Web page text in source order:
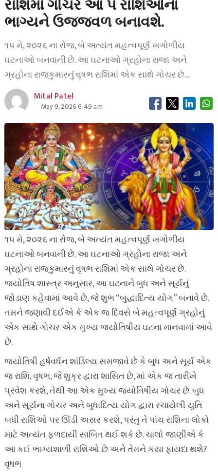
રાશિમાં ગોચર આ ૫ રાશિઓના
ભાગ્યને ઉજ્જવળ બનાવશે.
૧૫ મે, ૨૦૨૬ ના રોજ, બે અત્યંત મહત્વપૂર્ણ ખગોળીય
ઘટનાઓ બનવાની છે. આ ઘટનાઓ ગ્રહોના રાજા અને
ગ્રહોના રાજકુમારનું વૃષભ રાશિમાં એક સાથે ગોચર છે.…
Mital Patel
May 9, 2026 6:49 am
૧૫ મે, ૨૦૨૬ ના રોજ, બે અત્યંત મહત્વપૂર્ણ ખગોળીય
ઘટનાઓ બનવાની છે. આ ઘટનાઓ ગ્રહોના રાજા અને
ગ્રહોના રાજકુમારનું વૃષભ રાશિમાં એક સાથે ગોચર છે.
જ્યોતિષ શાસ્ત્ર અનુસાર, આ ઘટનાને બુધ અને સૂર્યનું
જોડાણ કહેવામાં આવે છે, જે શુભ “બુદ્ધાદિત્ય યોગ” બનાવે છે.
તમને જણાવી દઈએ કે એક જ દિવસે બે મહત્વપૂર્ણ ગ્રહોનું
એક સાથે ગોચર એક મુખ્ય જ્યોતિષીય ઘટના માનવામાં આવે
છે.
જ્યોતિષી હર્ષવર્ધન શાંડિલ્ય સમજાવે છે કે બુધ અને સૂર્ય એક
જ રાશિ, વૃષભ, જે શુક્ર દ્વારા શાસિત છે, માં એક જ તારીખે
પ્રવેશ કરશે, તેથી આ એક મુખ્ય જ્યોતિષીય ગોચર છે. બુધ
અને સૂર્યના ગોચર અને બુધાદિત્ય યોગ દ્વારા રચાયેલી યુતિ
બધી રાશિઓ પર ઊંડી અસર કરશે, પરંતુ તે પાંચ રાશિના લોકો
માટે અત્યંત ફળદાયી સાબિત થઈ શકે છે. ચાલો જાણીએ કે
આ કઈ ભાગ્યશાળી રાશિઓ છે અને તેમને કયા ફાયદા થશે?
વૃષભ